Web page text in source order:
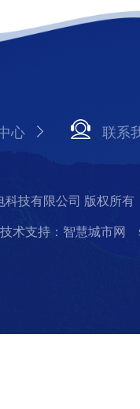
心 联系
技有限公司 版权所有
技术支持：智慧城市网